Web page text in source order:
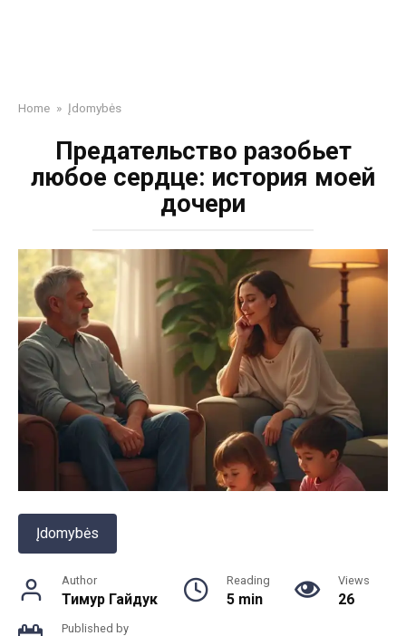
Home » Įdomybės
Предательство разобьет
любое сердце: история моей
дочери
Įdomybės
Author
Тимур Гайдук
Reading
5 min
Views
26
Published by